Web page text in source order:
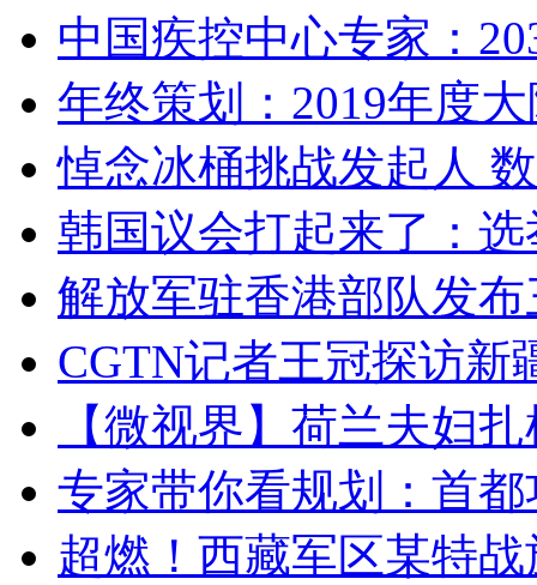
中国疾控中心专家：
年终策划：2019年度
悼念冰桶挑战发起人
韩国议会打起来了：
解放军驻香港部队发
CGTN记者王冠探访新
【微视界】荷兰夫妇
专家带你看规划：首
超燃！西藏军区某特